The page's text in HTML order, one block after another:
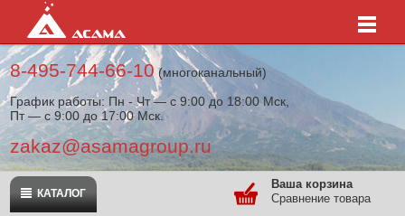
8-495-744-66-10(многоканальный)
График работы: Пн - Чт — с 9:00 до 18:00 Мск,
Пт — с 9:00 до 17:00 Мск.
zakaz@asamagroup.ru
КАТАЛОГ
Ваша корзина
Сравнение товара